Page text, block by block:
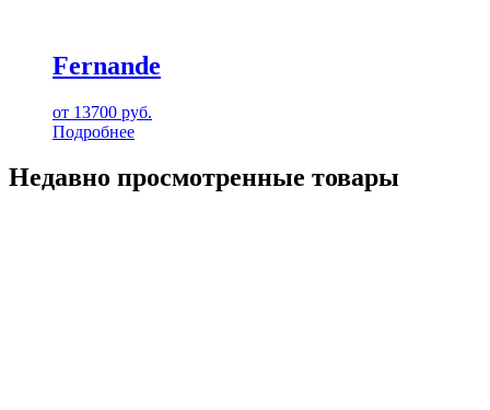
Fernande
от 13700 руб.
Подробнее
Недавно просмотренные товары